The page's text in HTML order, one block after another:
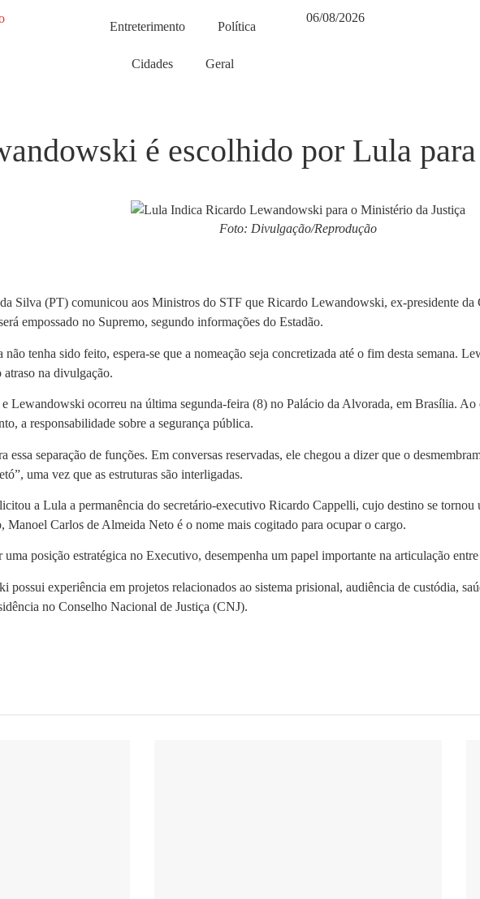
Entreterimento Política
Cidades Geral
06/08/2026
é escolhido por Lula
Foto: Divulgação/Reprodução
Silva (PT) comunicou aos Ministros do STF que Ricardo Lewandowski, ex-presidente da
empossado no Supremo, segundo informações do Estadão.
tenha sido feito, espera-se que a nomeação seja concretizada até o fim desta semana.
na divulgação.
Lewandowski ocorreu na última segunda-feira (8) no Palácio da Alvorada, em Brasília.
a responsabilidade sobre a segurança pública.
separação de funções. Em conversas reservadas, ele chegou a dizer que o
uma vez que as estruturas são interligadas.
a Lula a permanência do secretário-executivo Ricardo Cappelli, cujo destino se tornou
Carlos de Almeida Neto é o nome mais cogitado para ocupar o cargo.
posição estratégica no Executivo, desempenha um papel importante na articulação entre
possui experiência em projetos relacionados ao sistema prisional, audiência de custódia,
no Conselho Nacional de Justiça (CNJ).